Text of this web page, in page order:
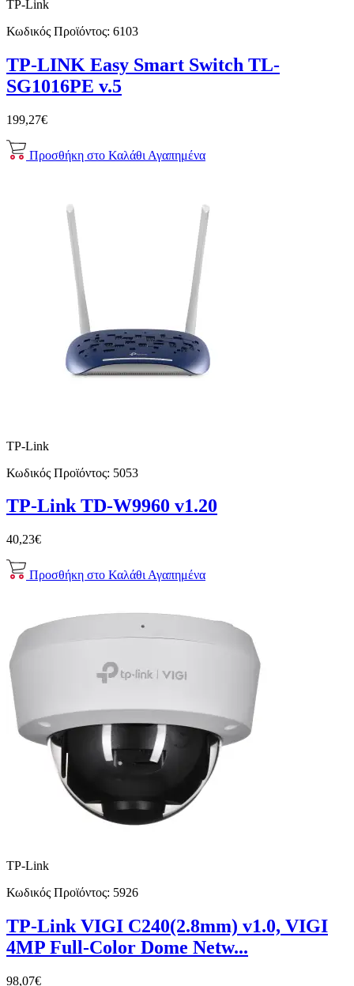
TP-Link
Κωδικός Προϊόντος: 6103
TP-LINK Easy Smart Switch TL-
SG1016PE v.5
199,27€
Προσθήκη στο Καλάθι Αγαπημένα
TP-Link
Κωδικός Προϊόντος: 5053
TP-Link TD-W9960 v1.20
40,23€
Προσθήκη στο Καλάθι Αγαπημένα
TP-Link
Κωδικός Προϊόντος: 5926
TP-Link VIGI C240(2.8mm) v1.0, VIGI
4MP Full-Color Dome Netw...
98,07€